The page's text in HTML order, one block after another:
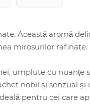
Această aromă
mirosurilor rafinate.
umplute cu nuanțe
nobil și senzual și
pentru cei care